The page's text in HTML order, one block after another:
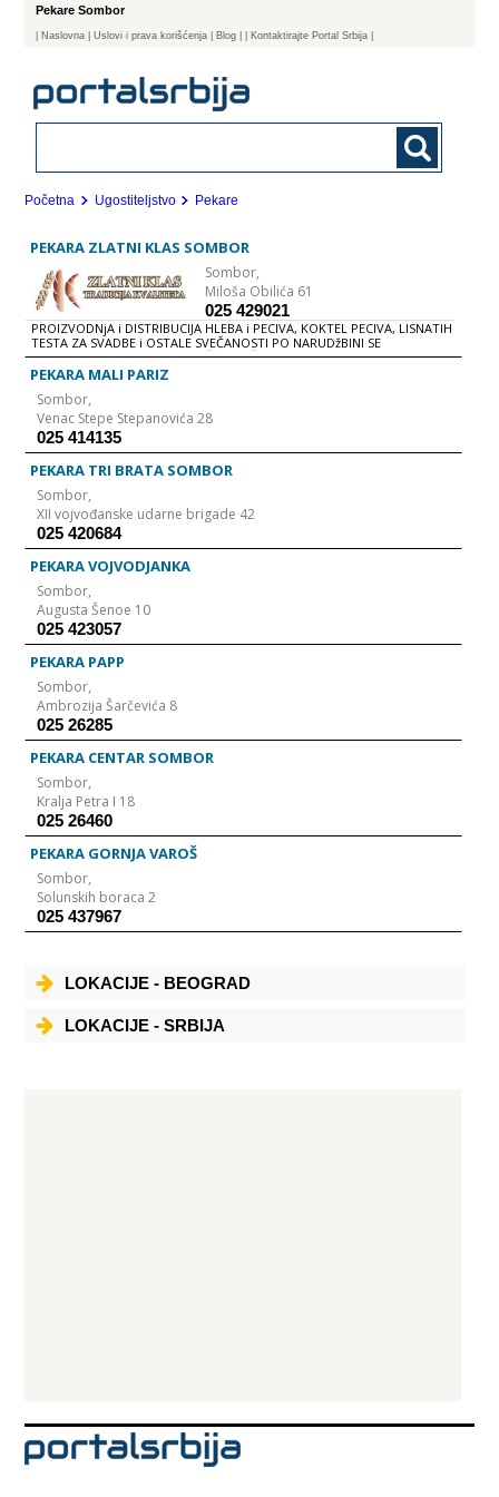
Pekare Sombor
Naslovna | Uslovi i prava korišćenja Blog | Kontaktirajte Portal Srbija |
Početna Ugostiteljstvo Pekare
PEKARA ZLATNI KLAS SOMBOR
Sombor,
Miloša Obilića 61
025 429021
PROIZVODNjA i DISTRIBUCIJA HLEBA i PECIVA, KOKTEL PECIVA, LISNATIH
TESTA ZA SVADBE i OSTALE SVEČANOSTI PO NARUDžBINI SE
SNABDEVAJU TRGOVINE USLUŽNO PEČENjE MESA
PEKARA MALI PARIZ
Sombor,
Venac Stepe Stepanovića 28
025 414135
PEKARA TRI BRATA SOMBOR
Sombor,
XII vojvođanske udarne brigade 42
025 420684
PEKARA VOJVODJANKA
Sombor,
Augusta Šenoe 10
025 423057
PEKARA PAPP
Sombor,
Ambrozija Šarčevića 8
025 26285
PEKARA CENTAR SOMBOR
Sombor,
Kralja Petra I 18
025 26460
PEKARA GORNJA VAROŠ
Sombor,
Solunskih boraca 2
025 437967
LOKACIJE - BEOGRAD
LOKACIJE - SRBIJA